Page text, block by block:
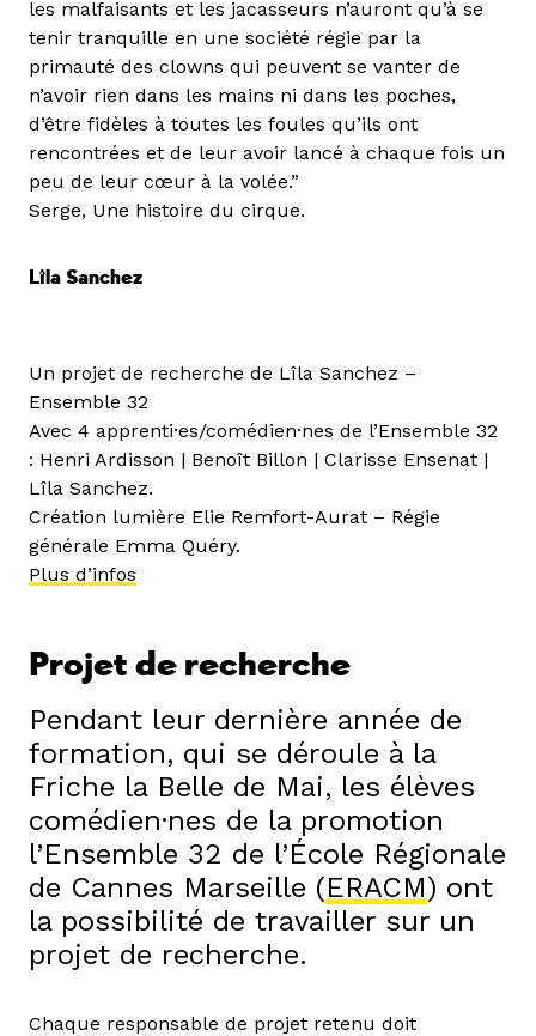
les malfaisants et les jacasseurs n’auront qu’à se
tenir tranquille en une société régie par la
primauté des clowns qui peuvent se vanter de
n’avoir rien dans les mains ni dans les poches,
d’être fidèles à toutes les foules qu’ils ont
rencontrées et de leur avoir lancé à chaque fois un
peu de leur cœur à la volée.”
Serge, Une histoire du cirque.
Lîla Sanchez
Un projet de recherche de Lîla Sanchez –
Ensemble 32
Avec 4 apprenti·es/comédien·nes de l’Ensemble 32
: Henri Ardisson | Benoît Billon | Clarisse Ensenat |
Lîla Sanchez.
Création lumière Elie Remfort-Aurat – Régie
générale Emma Quéry.
Plus d’infos
Projet de recherche
Pendant leur dernière année de
formation, qui se déroule à la
Friche la Belle de Mai, les élèves
comédien·nes de la promotion
l’Ensemble 32 de l’École Régionale
de Cannes Marseille (ERACM) ont
la possibilité de travailler sur un
projet de recherche.
Chaque responsable de projet retenu doit